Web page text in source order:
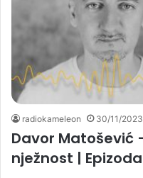
radiokameleon 30/11/2023
Davor Matošević
nježnost |